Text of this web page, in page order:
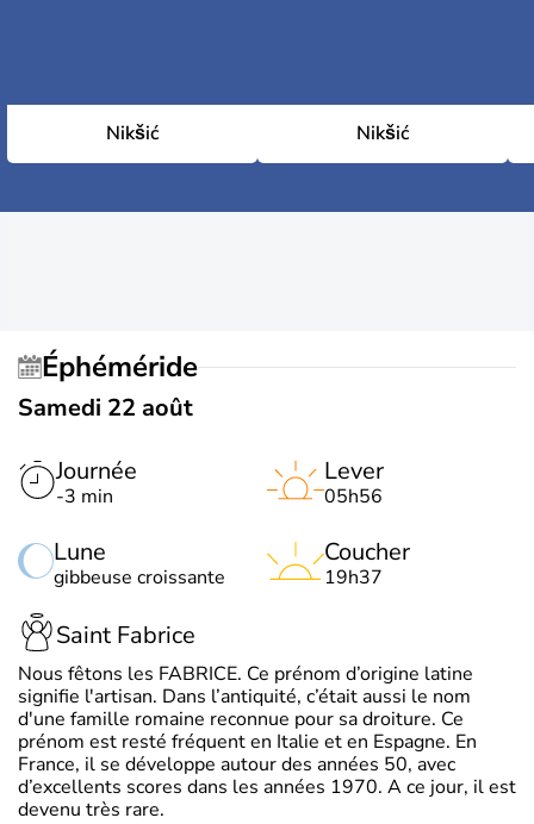
Nikšić Nikšić
Éphéméride
Samedi 22 août
Journée
-3 min
Lune
gibbeuse croissante
Lever
05h56
Coucher
19h37
Saint Fabrice
Nous fêtons les FABRICE. Ce prénom d’origine latine
signifie l'artisan. Dans l’antiquité, c’était aussi le nom
d'une famille romaine reconnue pour sa droiture. Ce
prénom est resté fréquent en Italie et en Espagne. En
France, il se développe autour des années 50, avec
d’excellents scores dans les années 1970. A ce jour, il est
devenu très rare.